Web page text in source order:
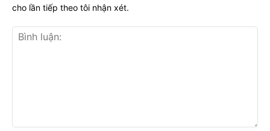
cho lần tiếp theo tôi nhận xét.